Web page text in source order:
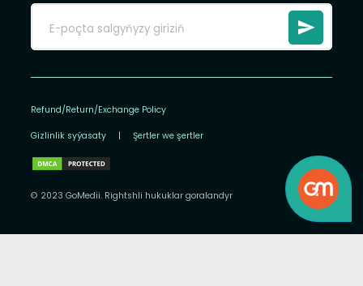
Refund/Return/Exchange Policy
Gizlinlik syýasaty | Şertler we şertler
© 2023 GoMedii. Rightshli hukuklar goralandyr